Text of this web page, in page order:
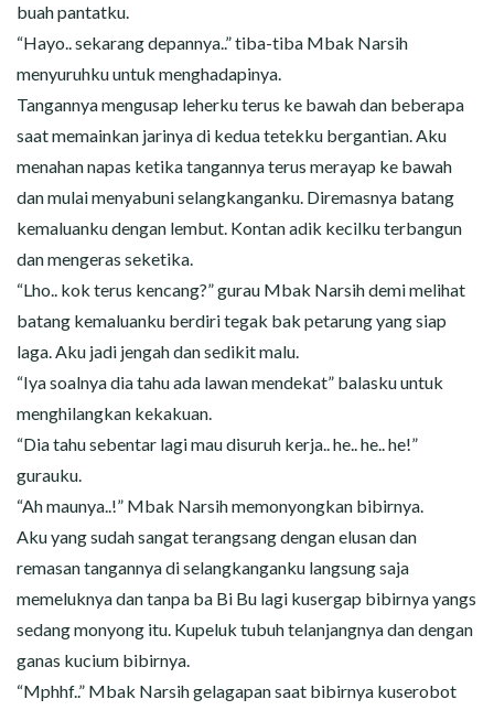
buah pantatku.
“Hayo.. sekarang depannya..” tiba-tiba Mbak Narsih
menyuruhku untuk menghadapinya.
Tangannya mengusap leherku terus ke bawah dan beberapa
saat memainkan jarinya di kedua tetekku bergantian. Aku
menahan napas ketika tangannya terus merayap ke bawah
dan mulai menyabuni selangkanganku. Diremasnya batang
kemaluanku dengan lembut. Kontan adik kecilku terbangun
dan mengeras seketika.
“Lho.. kok terus kencang?” gurau Mbak Narsih demi melihat
batang kemaluanku berdiri tegak bak petarung yang siap
laga. Aku jadi jengah dan sedikit malu.
“Iya soalnya dia tahu ada lawan mendekat” balasku untuk
menghilangkan kekakuan.
“Dia tahu sebentar lagi mau disuruh kerja.. he.. he.. he!”
gurauku.
“Ah maunya..!” Mbak Narsih memonyongkan bibirnya.
Aku yang sudah sangat terangsang dengan elusan dan
remasan tangannya di selangkanganku langsung saja
memeluknya dan tanpa ba Bi Bu lagi kusergap bibirnya yangs
sedang monyong itu. Kupeluk tubuh telanjangnya dan dengan
ganas kucium bibirnya.
“Mphhf..” Mbak Narsih gelagapan saat bibirnya kuserobot